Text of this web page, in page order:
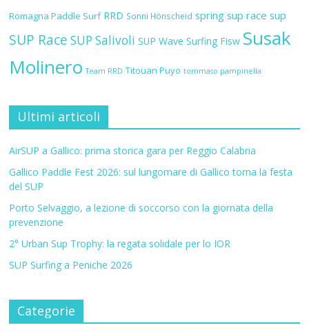
Romagna Paddle Surf RRD Sonni Hönscheid spring sup race sup
SUP Race SUP Salivoli SUP Wave Surfing Fisw Susak
Molinero Team RRD Titouan Puyo tommaso pampinella
Ultimi articoli
AirSUP a Gallico: prima storica gara per Reggio Calabria
Gallico Paddle Fest 2026: sul lungomare di Gallico torna la festa
del SUP
Porto Selvaggio, a lezione di soccorso con la giornata della
prevenzione
2° Urban Sup Trophy: la regata solidale per lo IOR
SUP Surfing a Peniche 2026
Categorie